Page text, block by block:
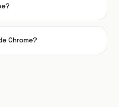
Chrome?